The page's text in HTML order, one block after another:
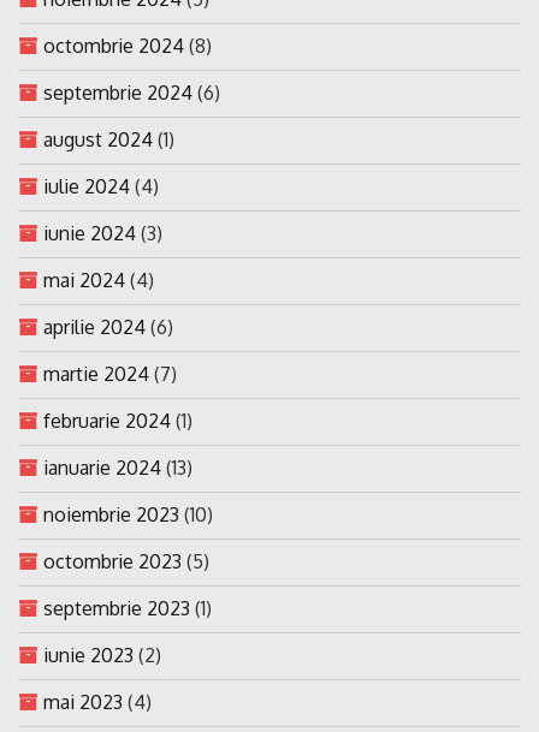
octombrie 2024 (8)
septembrie 2024 (6)
august 2024 (1)
iulie 2024 (4)
iunie 2024 (3)
mai 2024 (4)
aprilie 2024 (6)
martie 2024 (7)
februarie 2024 (1)
ianuarie 2024 (13)
noiembrie 2023 (10)
octombrie 2023 (5)
septembrie 2023 (1)
iunie 2023 (2)
mai 2023 (4)